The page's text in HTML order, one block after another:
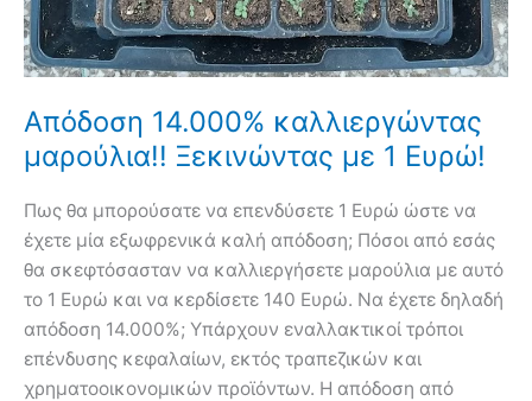
Απόδοση 14.000% καλλιεργώντας
μαρούλια!! Ξεκινώντας με 1 Ευρώ!
Πως θα μπορούσατε να επενδύσετε 1 Ευρώ ώστε να
έχετε μία εξωφρενικά καλή απόδοση; Πόσοι από εσάς
θα σκεφτόσασταν να καλλιεργήσετε μαρούλια με αυτό
το 1 Ευρώ και να κερδίσετε 140 Ευρώ. Να έχετε δηλαδή
απόδοση 14.000%; Υπάρχουν εναλλακτικοί τρόποι
επένδυσης κεφαλαίων, εκτός τραπεζικών και
χρηματοοικονομικών προϊόντων. Η απόδοση από